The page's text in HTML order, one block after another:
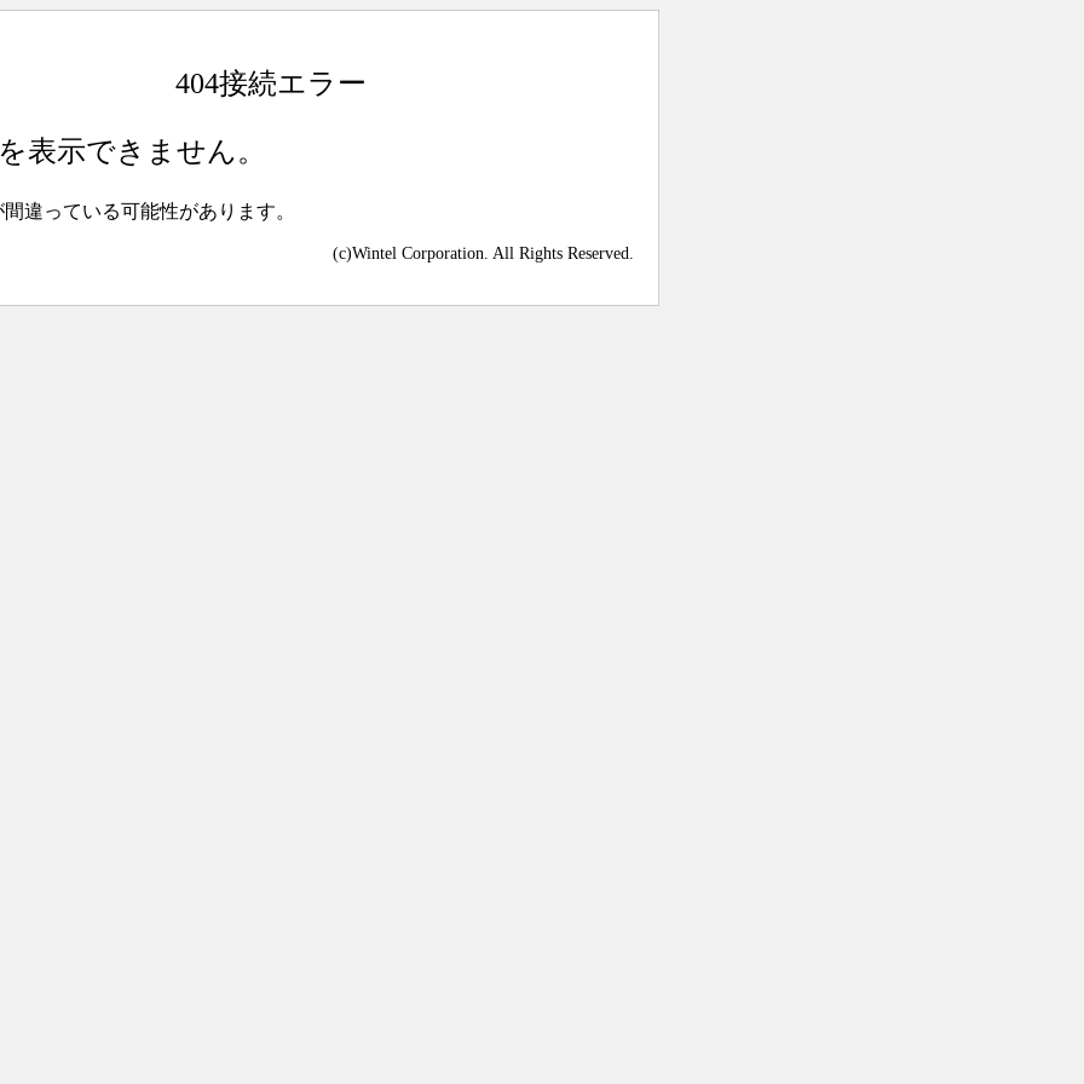
404接続エラー
表示できません。
違っている可能性があります。
(c)Wintel Corporation. All Rights Reserved.